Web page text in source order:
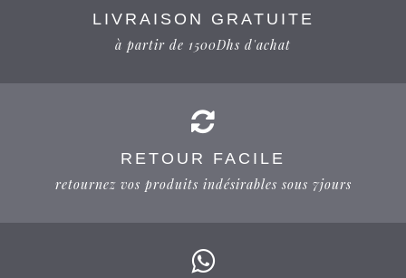
LIVRAISON GRATUITE
à partir de 1500Dhs d'achat
RETOUR FACILE
retournez vos produits indésirables sous 7jours